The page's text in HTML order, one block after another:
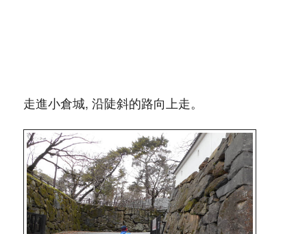
走進小倉城, 沿陡斜的路向上走。